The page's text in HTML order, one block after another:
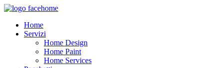
Home
Servizi
Home Design
Home Paint
Home Services